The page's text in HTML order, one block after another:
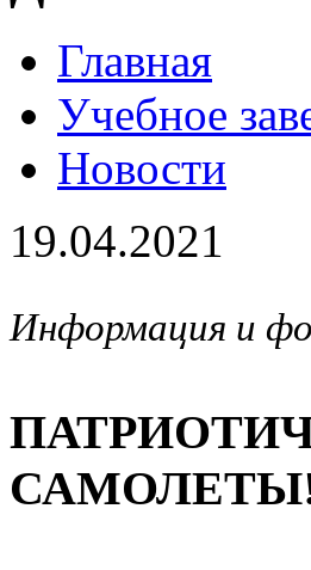
Главная
Учебное
Новости
19.04.2021
Информация и